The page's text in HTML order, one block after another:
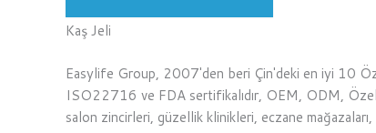
Kaş Jeli
Easylife Group, 2007'den beri Çin'deki en iyi 10
ISO22716 ve FDA sertifikalıdır, OEM, ODM,
salon zincirleri, güzellik klinikleri, eczane